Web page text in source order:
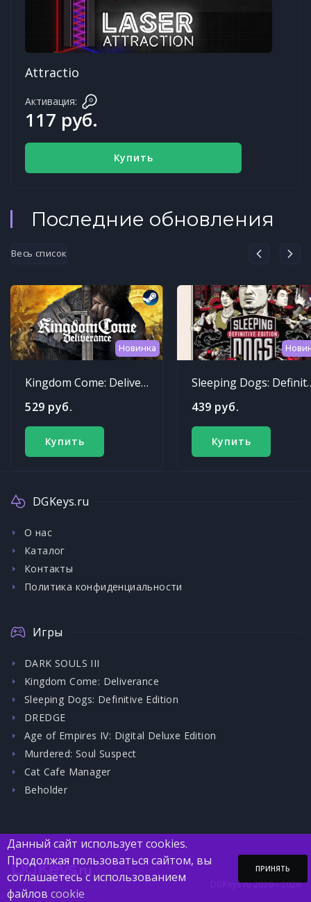
Attractio
Активация:
117 руб.
Купить
Последние обновления
Весь список
Новинка
Kingdom Come: Deliverance
529 руб.
Купить
Sleeping
439 руб.
Купить
DGKeys.ru
О нас
Каталог
Контакты
Политика конфиденциальности
Игры
DARK SOULS III
Kingdom Come: Deliverance
Sleeping Dogs: Definitive Edition
DREDGE
Age of Empires IV: Digital Deluxe Edition
Murdered: Soul Suspect
Cat Cafe Manager
Beholder
DGKeys.ru
DGKeys.ru 2020—2026
Данный сайт использует cookies.
Продолжая пользоваться сайтом, вы
соглашаетесь с использованием
файлов cookie
ПРИНЯТЬ